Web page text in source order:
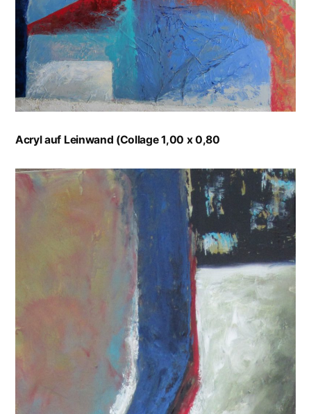
Acryl auf Leinwand (Collage 1,00 x 0,80